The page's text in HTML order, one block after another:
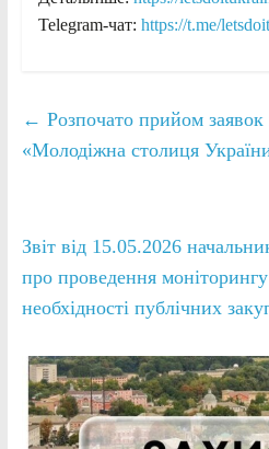
Telegram-чат: https://t.me/
← Розпочато прийом
«Молодіжна столиця
Звіт від 15.05.2026
про проведення моніторингу
необхідності публічних